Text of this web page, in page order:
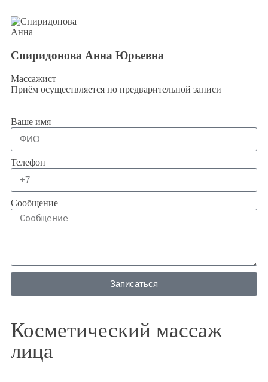
Спиридонова Анна Юрьевна
Массажист
Приём осуществляется по предварительной записи
Ваше имя
Телефон
Сообщение
Записаться
Косметический массаж
лица